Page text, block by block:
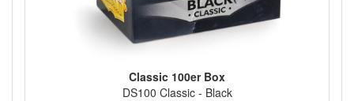
Classic 100er Box
DS100 Classic - Black